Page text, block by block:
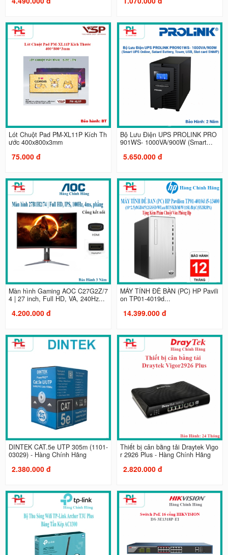
Lót Chuột Pad PM-XL11P Kích Th
ước 400x800x3mm
75.000 đ
Bộ Lưu Điện UPS PROLINK PRO
901WS- 1000VA/900W (Smart...
5.650.000 đ
Màn hình Gaming AOC C27G2Z/7
4 | 27 inch, Full HD, VA, 240Hz...
4.200.000 đ
MÁY TÍNH ĐỂ BÀN (PC) HP Pavili
on TP01-4019d...
14.399.000 đ
DINTEK CAT.5e UTP 305m (1101-
03029) - Hàng Chính Hãng
2.380.000 đ
Thiết bị cân bằng tải Draytek Vigo
r 2926 Plus - Hàng Chính Hãng
2.820.000 đ